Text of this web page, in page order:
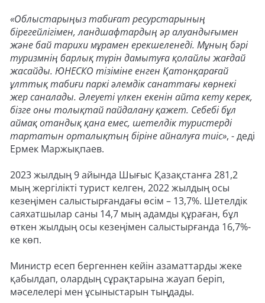
«Облыстарыңыз табиғат ресурстарының
бірегейлігімен, ландшафтардың әр алуандығымен
және бай тарихи мұрамен ерекшеленеді. Мұның бәрі
туризмнің барлық түрін дамытуға қолайлы жағдай
жасайды. ЮНЕСКО тізіміне енген Қатонқарағай
ұлттық табиғи паркі әлемдік санаттағы көрнекі
жер саналады. Әлеуеті үлкен екенін айта кету керек,
бізге оны толықтай пайдалану қажет. Себебі бұл
аймақ отандық қана емес, шетелдік туристерді
тартатын орталықтың біріне айналуға тиіс», - деді
Ермек Маржықпаев.
2023 жылдың 9 айында Шығыс Қазақстанға 281,2
мың жергілікті турист келген, 2022 жылдың осы
кезеңімен салыстырғандағы өсім – 13,7%. Шетелдік
саяхатшылар саны 14,7 мың адамды құраған, бұл
өткен жылдың осы кезеңімен салыстырғанда 16,7%-
ке көп.
Министр есеп бергеннен кейін азаматтарды жеке
қабылдап, олардың сұрақтарына жауап беріп,
мәселелері мен ұсыныстарын тыңдады.